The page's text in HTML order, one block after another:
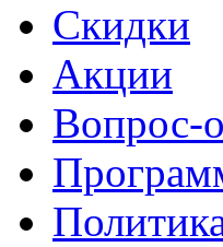
Скидки
Акции
Вопрос-